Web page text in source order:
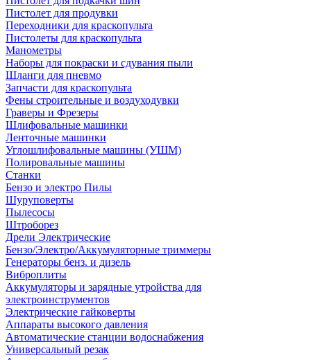
Пистолет для продувки
Переходники для краскопульта
Пистолеты для краскопульта
Манометры
Наборы для покраски и сдувания пыли
Шланги для пневмо
Запчасти для краскопульта
Фены строительные и воздуходувки
Граверы и Фрезеры
Шлифовальные машинки
Ленточные машинки
Углошлифовальные машины (УШМ)
Полировальные машины
Станки
Бензо и электро Пилы
Шуруповерты
Пылесосы
Штроборез
Дрели Электрические
Бензо/Электро/Аккумуляторные триммеры
Генераторы бенз. и дизель
Виброплиты
Аккумуляторы и зарядные утройства для
электроинструментов
Электрические гайковерты
Аппараты высокого давления
Автоматические станции водоснабжения
Универсальный резак